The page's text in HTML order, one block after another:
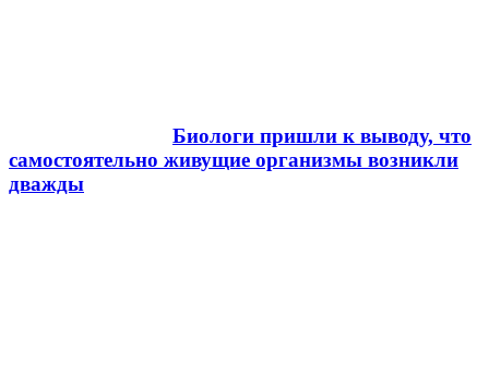
Биологи пришли к выводу, что
самостоятельно живущие организмы возникли
дважды